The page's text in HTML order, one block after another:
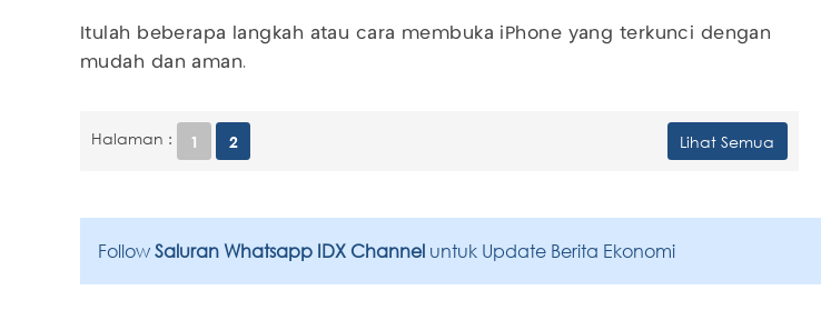
Itulah beberapa langkah atau cara membuka iPhone yang terkunci dengan
mudah dan aman.
Halaman : 1 2 Lihat Semua
Follow Saluran Whatsapp IDX Channel untuk Update Berita Ekonomi